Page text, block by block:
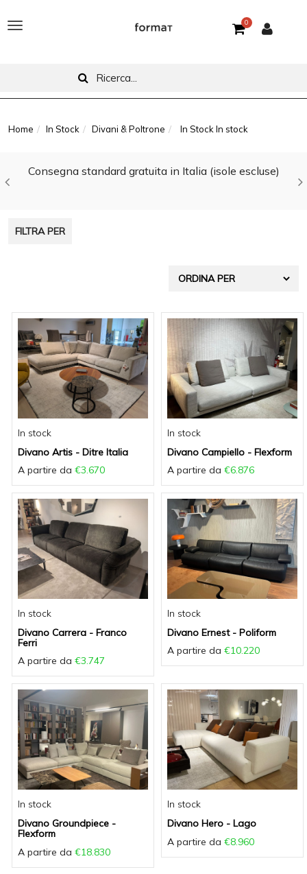
T
g
l
t
o
n
0
Home In Stock Divani & Poltrone In Stock In stock
Consegna standard gratuita in Italia (isole escluse)
FILTRA PER
In stock
Divano Artis - Ditre Italia
A partire da €3.670
In stock
Divano Campiello - Flexform
A partire da €6.876
In stock
Divano Carrera - Franco
Ferri
A partire da €3.747
In stock
Divano Ernest - Poliform
A partire da €10.220
In stock
Divano Groundpiece -
Flexform
A partire da €18.830
In stock
Divano Hero - Lago
A partire da €8.960